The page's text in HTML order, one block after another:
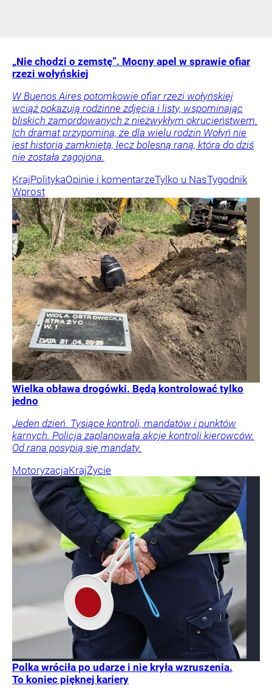
„Nie chodzi o zemstę”. Mocny apel w sprawie ofiar
rzezi wołyńskiej
W Buenos Aires potomkowie ofiar rzezi wołyńskiej
wciąż pokazują rodzinne zdjęcia i listy, wspominając
bliskich zamordowanych z niezwykłym okrucieństwem.
Ich dramat przypomina, że dla wielu rodzin Wołyń nie
jest historią zamkniętą, lecz bolesną raną, która do dziś
nie została zagojona.
KrajPolitykaOpinie i komentarzeTylko u NasTygodnik
Wprost
Wielka obława drogówki. Będą kontrolować tylko
jedno
Jeden dzień. Tysiące kontroli, mandatów i punktów
karnych. Policja zaplanowała akcję kontroli kierowców.
Od rana posypią się mandaty.
MotoryzacjaKrajŻycie
Polka wróciła po udarze i nie kryła wzruszenia.
To koniec pięknej kariery